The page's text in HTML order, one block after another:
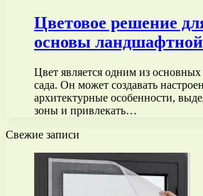
Цветовое решение
основы
Цвет является одним из основных
сада. Он может создавать
архитектурные особенности,
зоны и привлекать…
Свежие записи